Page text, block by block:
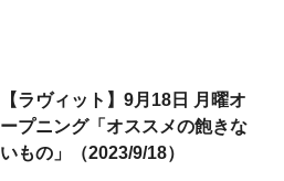
【ラヴィット】9月18日 月曜オ
ープニング「オススメの飽きな
いもの」（2023/9/18）